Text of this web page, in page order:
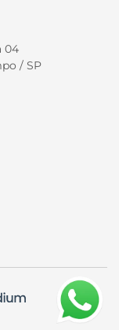
04
/ SP